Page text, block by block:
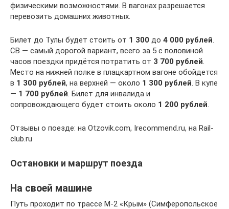
физическими возможностями. В вагонах разрешается
перевозить домашних животных.
Билет до Тулы будет стоить от 1 300 до 4 000 рублей.
СВ — самый дорогой вариант, всего за 5 с половиной
часов поездки придётся потратить от 3 700 рублей.
Место на нижней полке в плацкартном вагоне обойдется
в 1 300 рублей, на верхней — около 1 300 рублей. В купе
— 1 700 рублей. Билет для инвалида и
сопровождающего будет стоить около 1 200 рублей.
Отзывы о поезде: на Otzovik.com, Irecommend.ru, на Rail-
club.ru
Остановки и маршрут поезда
На своей машине
Путь проходит по трассе М-2 «Крым» (Симферопольское